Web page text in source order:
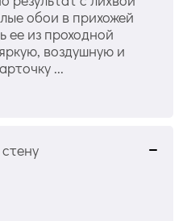
обои в прихожей
ее из проходной
воздушную и
...